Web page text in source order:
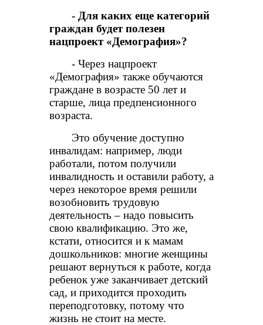
- Для каких еще категорий
граждан будет полезен
нацпроект «Демография»?
- Через нацпроект
«Демография» также обучаются
граждане в возрасте 50 лет и
старше, лица предпенсионного
возраста.
Это обучение доступно
инвалидам: например, люди
работали, потом получили
инвалидность и оставили работу, а
через некоторое время решили
возобновить трудовую
деятельность – надо повысить
свою квалификацию. Это же,
кстати, относится и к мамам
дошкольников: многие женщины
решают вернуться к работе, когда
ребенок уже заканчивает детский
сад, и приходится проходить
переподготовку, потому что
жизнь не стоит на месте.